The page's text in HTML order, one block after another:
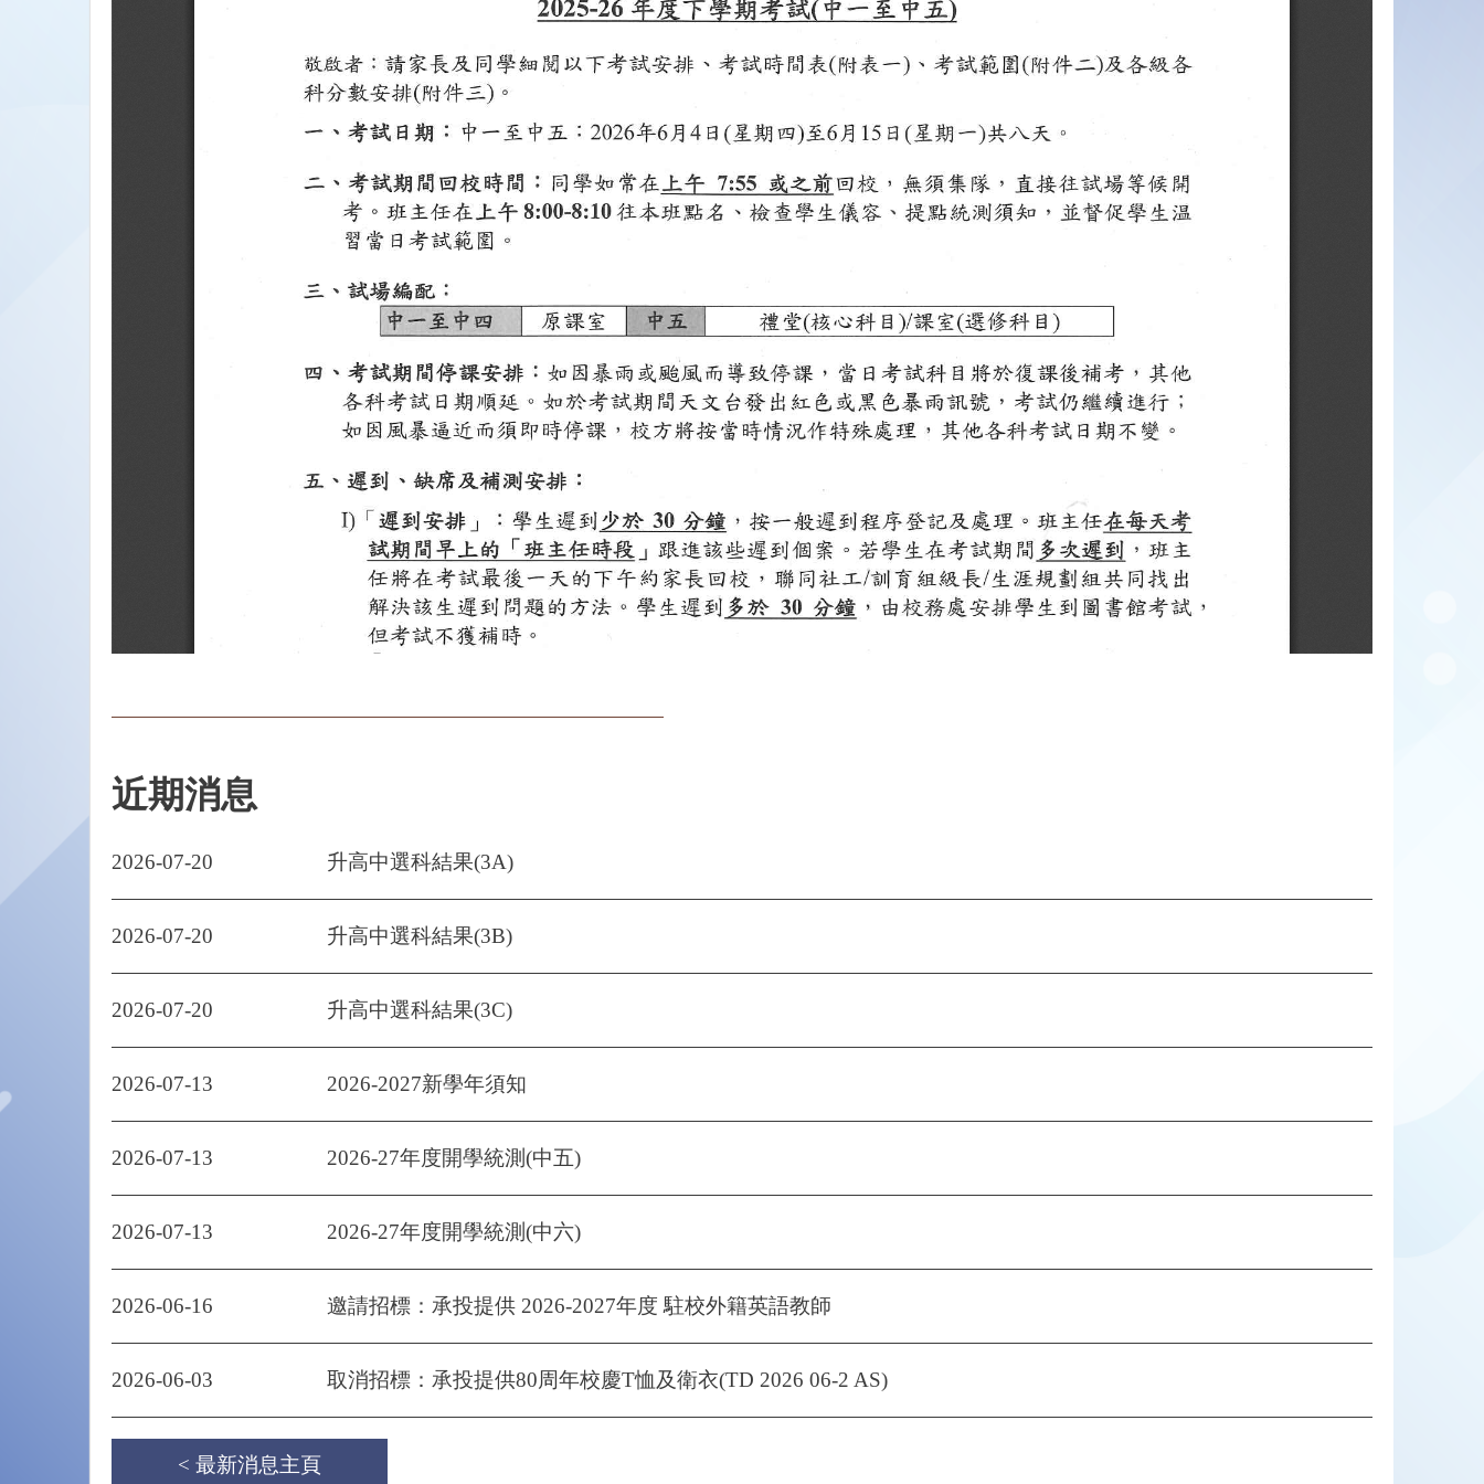
近期消息
2026-07-20 升高中選科結果(3A)
2026-07-20 升高中選科結果(3B)
2026-07-20 升高中選科結果(3C)
2026-07-13 2026-2027新學年須知
2026-07-13 2026-27年度開學統測(中五)
2026-07-13 2026-27年度開學統測(中六)
2026-06-16 邀請招標：承投提供 2026-2027年度 駐校外籍英語教師
2026-06-03 取消招標：承投提供80周年校慶T恤及衛衣(TD 2026 06-2 AS)
< 最新消息主頁